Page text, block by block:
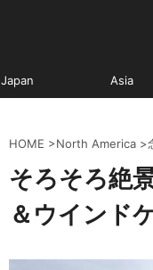
Japan Asia
HOME >North America >
そろそろ絶
＆ウインド